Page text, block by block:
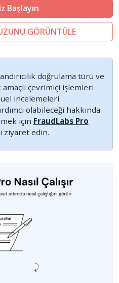
Başlayın
GÖRÜNTÜLE
doğrulama türü ve
amaçlı çevrimiçi işlemleri
incelemeleri
olabileceği hakkında
için FraudLabs Pro
ziyaret edin.